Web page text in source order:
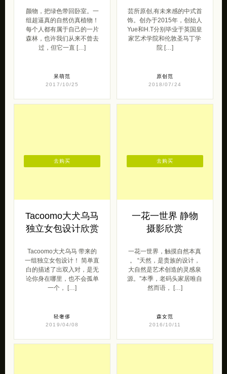
颜物，把绿色带回卧室。一
组超逼真的自然仿真植物！
每个人都有属于自己的一片
森林，也许我们从来不曾去
过，但它一直 […]
呆萌范
2017/10/25
芸所原创,有未来感的中式首
饰。创办于2015年，创始人
Yue和H.T分别毕业于英国皇
家艺术学院和伦敦圣马丁学
院 […]
原创范
2018/07/24
Tacoomo大犬乌马
独立女包设计欣赏
Tacoomo大犬乌马 带来的
一组独立女包设计！ 简单直
白的描述了出双入对，是无
论你身在哪里，也不会孤单
一个， […]
轻奢侈
2019/04/08
去购买
一花一世界 静物
摄影欣赏
一花一世界，触摸自然本真
。 “天然，是贵族的设计，
大自然是艺术创造的灵感泉
源。”本季，老码头家居唯自
然而语， […]
森女范
2016/10/11
去购买